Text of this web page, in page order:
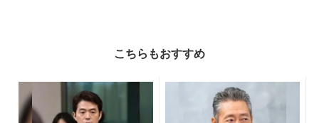
こちらもおすすめ